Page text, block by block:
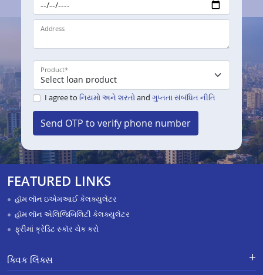
Address
Product*
I agree to નિયમો અને શરતોand ગુપ્તતા સંબંધિત નીતિ
Send OTP to verify phone number
FEATURED LINKS
હૉમ લૉન ઇએમઆઈ કેલક્યુલેટર
હૉમ લૉન એલિજિબિલિટી કેલક્યુલેટર
ફ્રીમાં ક્રેડિટ સ્કૉર ચેક કરો
ક્વિક લિંક્સ